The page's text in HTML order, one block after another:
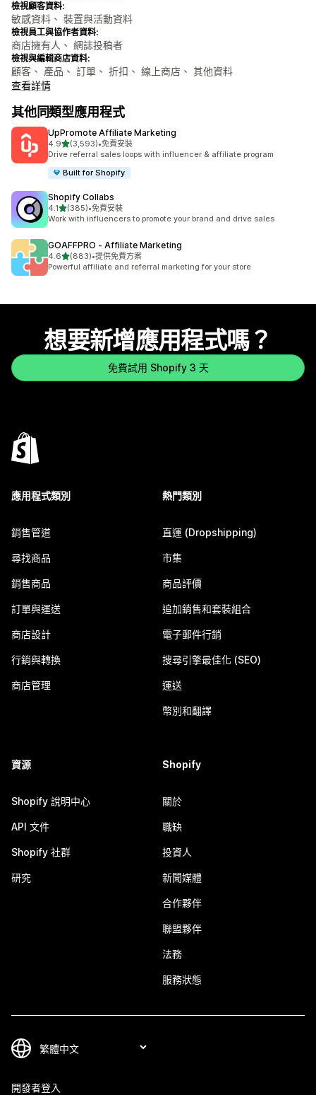
檢視顧客資料:
敏感資料、 裝置與活動資料
檢視員工與協作者資料:
商店擁有人、 網誌投稿者
檢視與編輯商店資料:
顧客、 產品、 訂單、 折扣、 線上商店、 其他資料
查看詳情
其他同類型應用程式
UpPromote Affiliate Marketing
4.9滿分 5 顆星
(3,593)
共有 3593 則評價
•免費安裝
Drive referral sales loops with influencer & affiliate program
Built for Shopify
Shopify Collabs
4.1滿分 5 顆星
(385)
共有 385 則評價
•免費安裝
Work with influencers to promote your brand and drive sales
GOAFFPRO ‑ Affiliate Marketing
4.6滿分 5 顆星
(883)
共有 883 則評價
•提供免費方案
Powerful affiliate and referral marketing for your store
想要新增應用程式嗎？
免費試用 Shopify 3 天
應用程式類別
銷售管道
尋找商品
銷售商品
訂單與運送
商店設計
行銷與轉換
商店管理
熱門類別
直運 (Dropshipping)
市集
商品評價
追加銷售和套裝組合
電子郵件行銷
搜尋引擎最佳化 (SEO)
運送
幣別和翻譯
資源
Shopify 說明中心
API 文件
Shopify 社群
研究
Shopify
關於
職缺
投資人
新聞媒體
合作夥伴
聯盟夥伴
法務
服務狀態
開發者登入